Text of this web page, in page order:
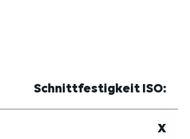
Schnittfestigkeit ISO:
X